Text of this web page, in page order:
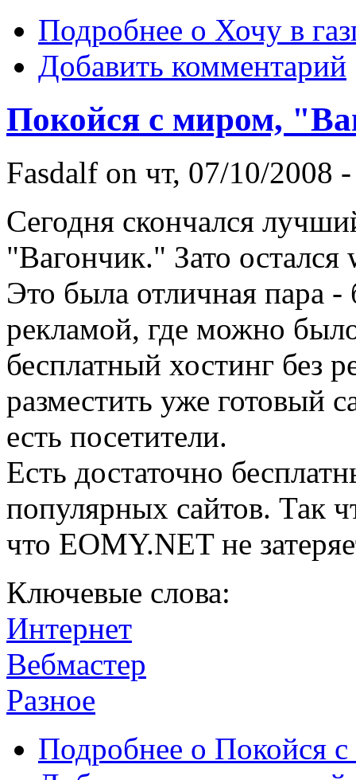
Подробнее о Хочу в
Добавить комментарий
Покойся с миром,
Fasdalf on чт, 07/10/2008
Сегодня скончался
"Вагончик." Зато остался
Это была отличная пара -
рекламой, где можно
бесплатный хостинг без
разместить уже готовый
есть посетители.
Есть достаточно
популярных сайтов. Так
что EOMY.NET не
Ключевые слова:
Интернет
Вебмастер
Разное
Подробнее о Покойся